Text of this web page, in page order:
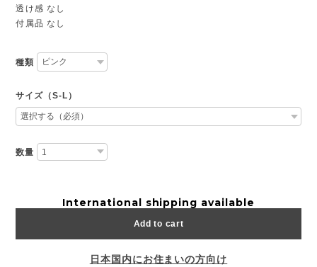
透け感 なし
付属品 なし
種類
サイズ（S-L）
数量
International shipping available
Add to cart
日本国内にお住まいの方向け